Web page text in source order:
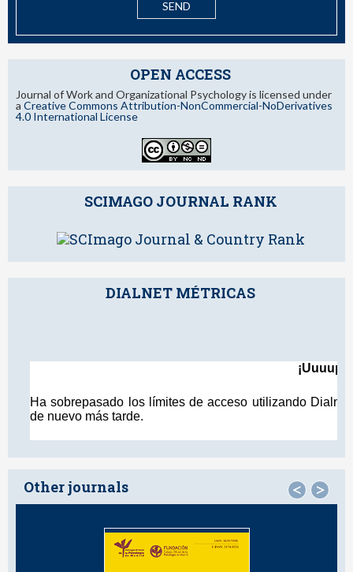
OPEN ACCESS
Journal of Work and Organizational Psychology is licensed under
a Creative Commons Attribution-NonCommercial-NoDerivatives
4.0 International License
SCIMAGO JOURNAL RANK
DIALNET MÉTRICAS
Other journals < >